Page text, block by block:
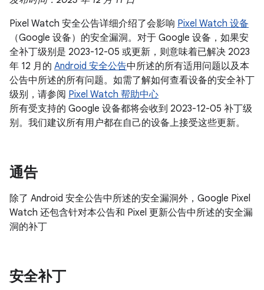
Pixel Watch 安全公告详细介绍了会影响 Pixel Watch 设备
（Google 设备）的安全漏洞。对于 Google 设备，如果安
全补丁级别是 2023-12-05 或更新，则意味着已解决 2023
年 12 月的 Android 安全公告中所述的所有适用问题以及本
公告中所述的所有问题。如需了解如何查看设备的安全补丁
级别，请参阅 Pixel Watch 帮助中心
所有受支持的 Google 设备都将会收到 2023-12-05 补丁级
别。我们建议所有用户都在自己的设备上接受这些更新。
通告
除了 Android 安全公告中所述的安全漏洞外，Google Pixel
Watch 还包含针对本公告和 Pixel 更新公告中所述的安全漏
洞的补丁
安全补丁